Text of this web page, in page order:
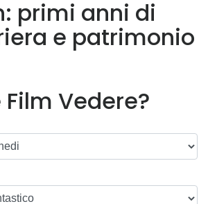
primi anni di
e patrimonio
Film Vedere?